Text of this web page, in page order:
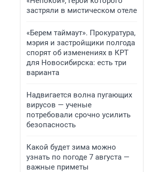
застряли в мистическом отеле
«Берем таймаут». Прокуратура,
мэрия и застройщики полгода
спорят об изменениях в КРТ
для Новосибирска: есть три
варианта
Надвигается волна пугающих
вирусов — ученые
потребовали срочно усилить
безопасность
Какой будет зима можно
узнать по погоде 7 августа —
важные приметы